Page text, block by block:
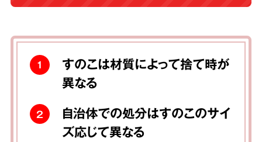
1
すのこは材質によって捨て時が
異なる
2
自治体での処分はすのこのサイ
ズ応じて異なる